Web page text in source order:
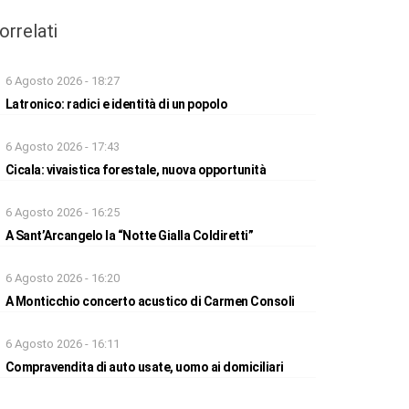
6 Agosto 2026 - 18:27
Latronico: radici e identità di un popolo
6 Agosto 2026 - 17:43
Cicala: vivaistica forestale, nuova opportunità
6 Agosto 2026 - 16:25
A Sant’Arcangelo la “Notte Gialla Coldiretti”
6 Agosto 2026 - 16:20
A Monticchio concerto acustico di Carmen Consoli
6 Agosto 2026 - 16:11
Compravendita di auto usate, uomo ai domiciliari